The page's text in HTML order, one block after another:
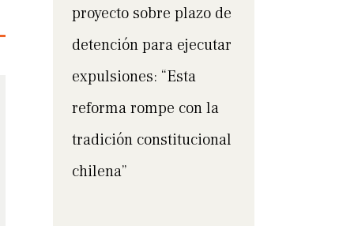
proyecto sobre plazo de
detención para ejecutar
expulsiones: “Esta
reforma rompe con la
tradición constitucional
chilena”